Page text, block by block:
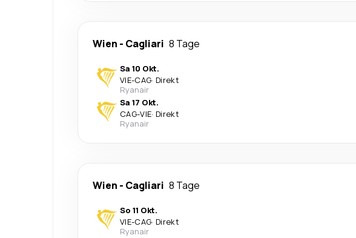
Wien - Cagliari 8 Tage
Sa 10 Okt.
VIE-CAG· Direkt
Ryanair
Sa 17 Okt.
CAG-VIE· Direkt
Ryanair
Wien - Cagliari 8 Tage
So 11 Okt.
VIE-CAG· Direkt
Ryanair